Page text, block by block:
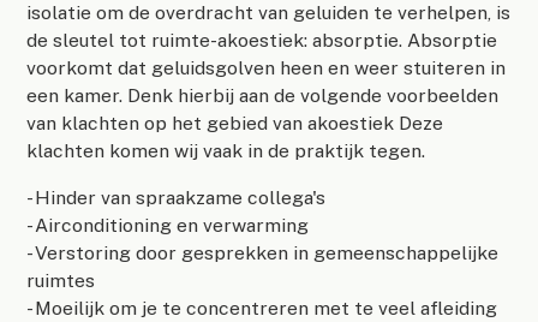
isolatie om de overdracht van geluiden te verhelpen, is
de sleutel tot ruimte-akoestiek: absorptie. Absorptie
voorkomt dat geluidsgolven heen en weer stuiteren in
een kamer. Denk hierbij aan de volgende voorbeelden
van klachten op het gebied van akoestiek Deze
klachten komen wij vaak in de praktijk tegen.
- Hinder van spraakzame collega's
- Airconditioning en verwarming
- Verstoring door gesprekken in gemeenschappelijke
ruimtes
- Moeilijk om je te concentreren met te veel afleiding